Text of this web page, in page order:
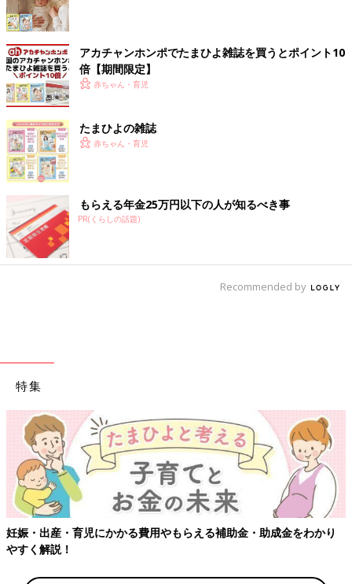
アカチャンホンポでたまひよ雑誌を買うとポイント10
倍【期間限定】
赤ちゃん・育児
たまひよの雑誌
赤ちゃん・育児
もらえる年金25万円以下の人が知るべき事
PR(くらしの話題)
Recommended by
特集
【ワクチン接種できるものも】妊婦の感染症対策、知っておいて！